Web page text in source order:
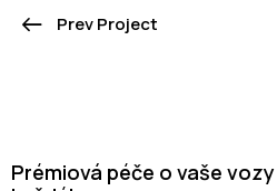
Prev Project
Prémiová péče o vaše